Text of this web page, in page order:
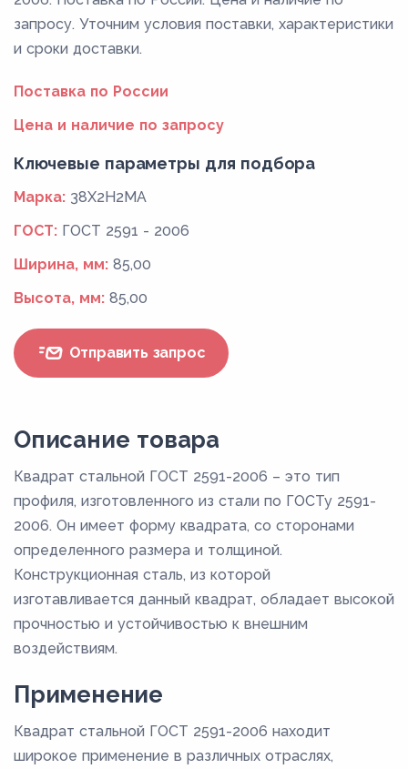
запросу. Уточним условия поставки, характеристики
и сроки доставки.
Поставка по России
Цена и наличие по запросу
Ключевые параметры для подбора
Марка: 38Х2Н2МА
ГОСТ: ГОСТ 2591 - 2006
Ширина, мм: 85,00
Высота, мм: 85,00
Отправить запрос
Описание товара
Квадрат стальной ГОСТ 2591-2006 – это тип
профиля, изготовленного из стали по ГОСТу 2591-
2006. Он имеет форму квадрата, со сторонами
определенного размера и толщиной.
Конструкционная сталь, из которой
изготавливается данный квадрат, обладает высокой
прочностью и устойчивостью к внешним
воздействиям.
Применение
Квадрат стальной ГОСТ 2591-2006 находит
широкое применение в различных отраслях,